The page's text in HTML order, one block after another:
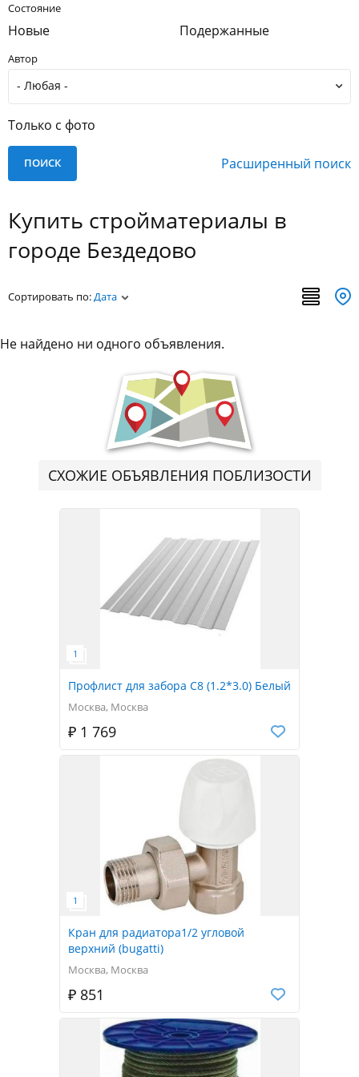
Состояние
Новые Подержанные
Автор
Только с фото
Расширенный поиск
Купить стройматериалы в
городе Бездедово
Сортировать по:Дата
Не найдено ни одного объявления.
СХОЖИЕ ОБЪЯВЛЕНИЯ ПОБЛИЗОСТИ
Профлист для забора С8 (1.2*3.0) Белый
Москва, Москва
₽ 1 769
Кран для радиатора1/2 угловой
верхний (bugatti)
Москва, Москва
₽ 851